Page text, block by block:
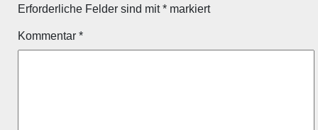
Erforderliche Felder sind mit* markiert
Kommentar *